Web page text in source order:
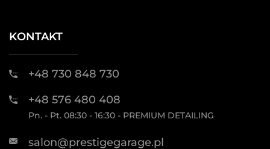
KONTAKT
+48 730 848 730
+48 576 480 408
Pn. - Pt. 08:30 - 16:30 - PREMIUM DETAILING
salon@prestigegarage.pl